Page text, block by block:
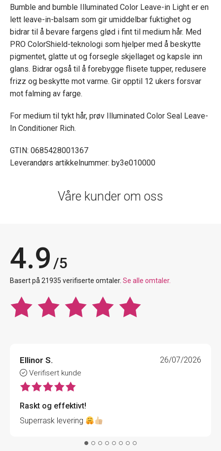
Bumble and bumble Illuminated Color Leave-in Light er en
lett leave-in-balsam som gir umiddelbar fuktighet og
bidrar til å bevare fargens glød i fint til medium hår. Med
PRO ColorShield-teknologi som hjelper med å beskytte
pigmentet, glatte ut og forsegle skjellaget og kapsle inn
glans. Bidrar også til å forebygge flisete tupper, redusere
frizz og beskytte mot varme. Gir opptil 12 ukers forsvar
mot falming av farge.
For medium til tykt hår, prøv Illuminated Color Seal Leave-
In Conditioner Rich.
GTIN: 0685428001367
Leverandørs artikkelnummer: by3e010000
Våre kunder om oss
4.9 /5
Basert på 21935 verifiserte omtaler. Se alle omtaler.
Ellinor S.
Verifisert kunde
26/07/2026
Raskt og effektivt!
Superrask levering